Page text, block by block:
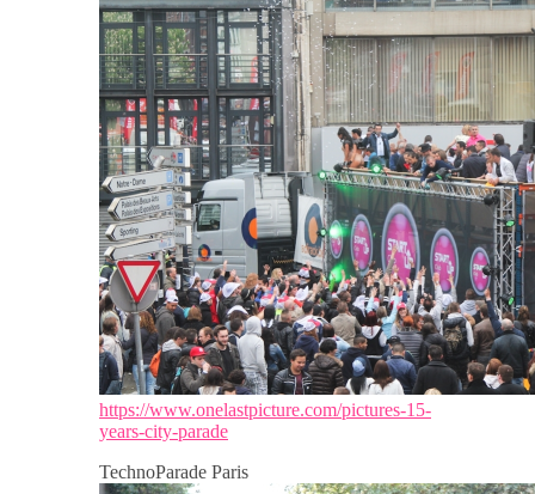
https://www.onelastpicture.com/pictures-15-
years-city-parade
TechnoParade Paris